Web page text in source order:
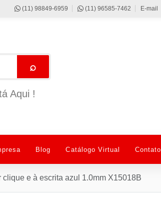
(11) 98849-6959 (11) 96585-7462 E-mail
⌕
Aqui !
Blog Catálogo Virtual Contato
e à escrita azul 1.0mm X15018B